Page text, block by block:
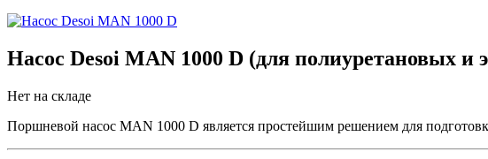
Насос Desoi MAN 1000 D (для полиуретановых и
Нет на складе
Поршневой насос MAN 1000 D является простейшим решением для